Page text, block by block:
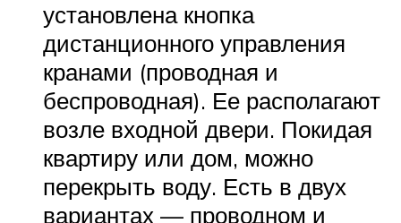
установлена кнопка
дистанционного управления
кранами (проводная и
беспроводная). Ее располагают
возле входной двери. Покидая
квартиру или дом, можно
перекрыть воду. Есть в двух
вариантах — проводном и